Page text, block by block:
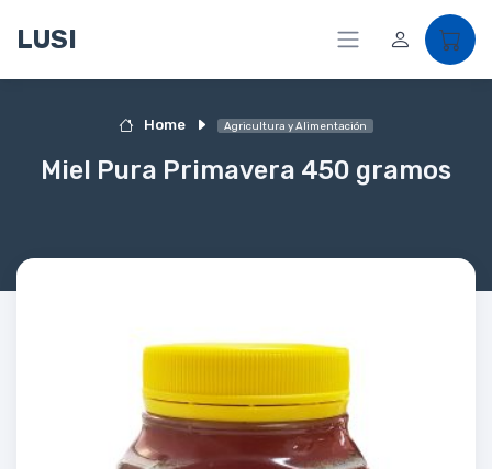
LUSI
Home Agricultura y Alimentación
Miel Pura Primavera 450 gramos